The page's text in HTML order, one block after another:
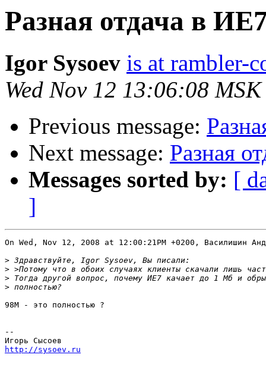
Разная отдача в
Igor Sysoev is at rambler-
Wed Nov 12 13:06:08
Previous message:
Next message: Разная
Messages sorted by: [
]
On Wed, Nov 12, 2008 at 12:00:21PM +0200, Василишин
>
>
>
>
98M - это полностью ?
--
http://sysoev.ru